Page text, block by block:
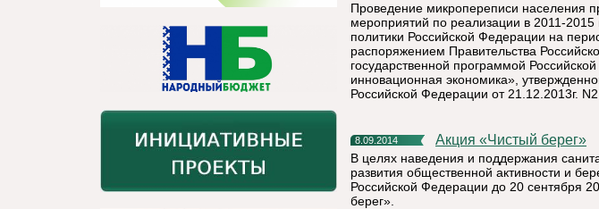
Проведение микропереписи населения
мероприятий по реализации в 2011-
политики Российской Федерации на
распоряжением Правительства
государственной программой
инновационная экономика»,
Российской Федерации от 21.12.2013г.
8.09.2014 Акция «Чистый берег»
В целях наведения и поддержания
развития общественной активности и
Российской Федерации до 20 сентября
берег».